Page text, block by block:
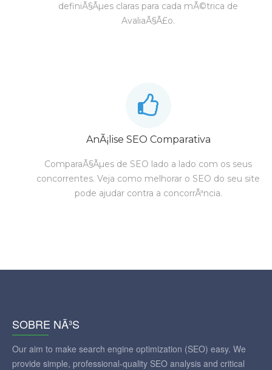
definiÃ§Ãµes claras para cada mÃ©trica de
AvaliaÃ§Ã£o.
AnÃ¡lise SEO Comparativa
ComparaÃ§Ãµes de SEO lado a lado com os seus
concorrentes. Veja como melhorar o SEO do seu site
pode ajudar contra a concorrÃªncia.
SOBRE NÃ³S
Our aim to make search engine optimization (SEO) easy. We
provide simple, professional-quality SEO analysis and critical